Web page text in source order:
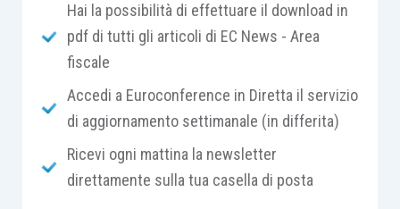
interesse i riflessi IVA dei contratti d’appalto
stipulati conoperatori economici non residenti
che prevedono l’affidamento della costruzione di
modelli, forme, stampi o altri attrezzi strumentali
Hai la possibilità di effettuare il download in
pdf di tutti gli articoli di EC News - Area
fiscale
Accedi a Euroconference in Diretta il servizio
di aggiornamento settimanale (in differita)
Ricevi ogni mattina la newsletter
direttamente sulla tua casella di posta